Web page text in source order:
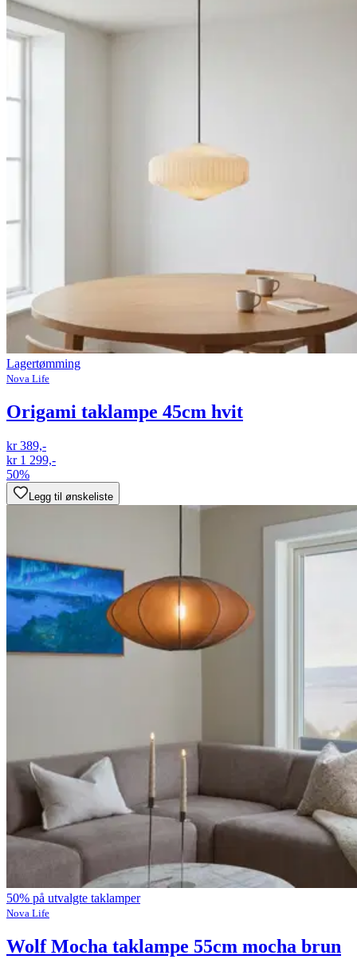
Lagertømming
Nova Life
Origami taklampe 45cm hvit
kr 389,-
kr 1 299,-
50%
Legg til ønskeliste
50% på utvalgte taklamper
Nova Life
Wolf Mocha taklampe 55cm mocha brun